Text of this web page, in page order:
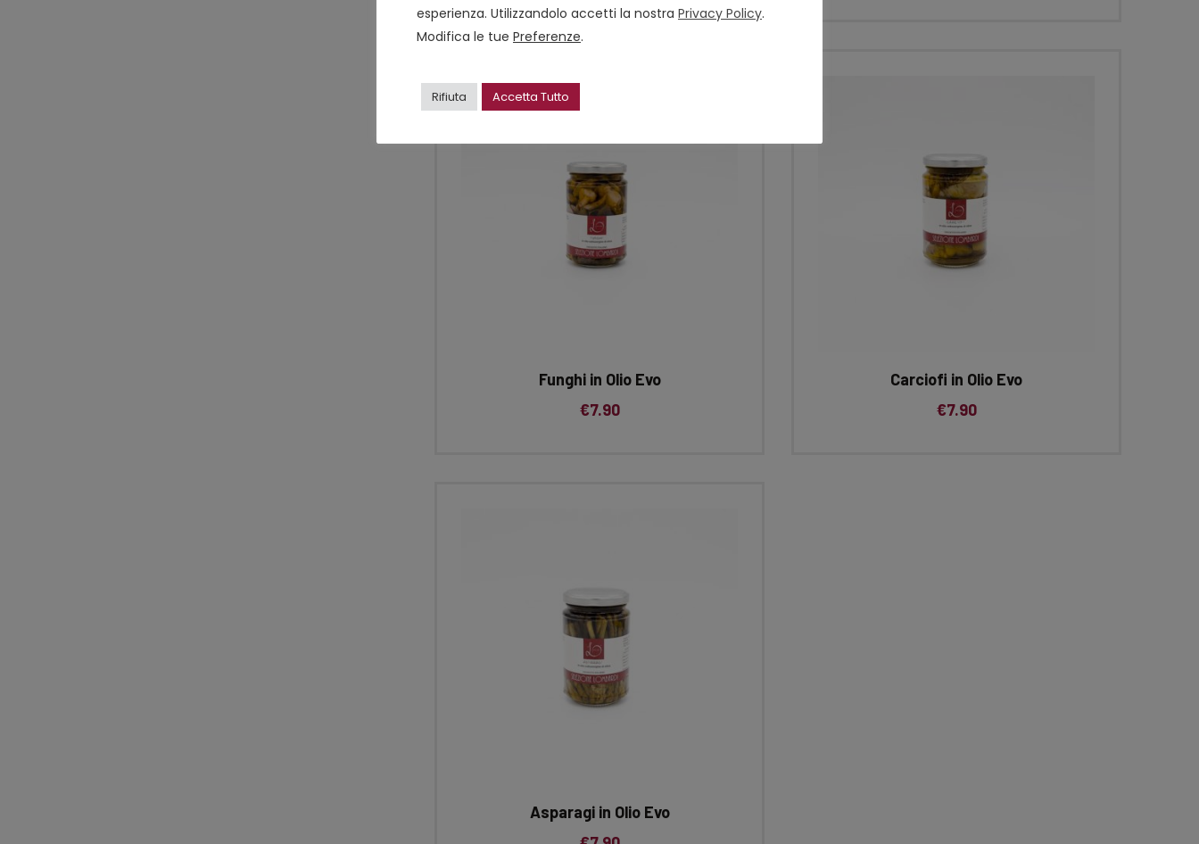
Funghi in Olio Evo
€7.90
Carciofi in Olio Evo
€7.90
Asparagi in Olio Evo
esperienza. Utilizzandolo accetti la nostra Privacy Policy.
Modifica le tue Preferenze.
Rifiuta Accetta Tutto